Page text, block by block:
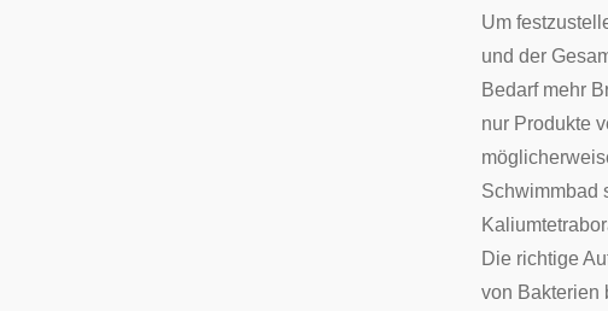
Um
und der
Bedarf mehr
nur Produkte
Schwimmbad
Die richtige
von Bakterien